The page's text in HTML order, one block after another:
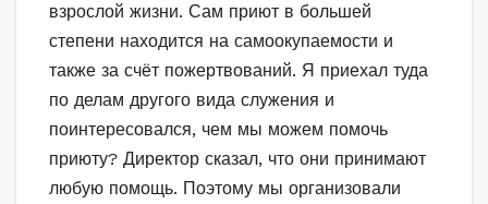
взрослой жизни. Сам приют в большей
степени находится на самоокупаемости и
также за счёт пожертвований. Я приехал туда
по делам другого вида служения и
поинтересовался, чем мы можем помочь
приюту? Директор сказал, что они принимают
любую помощь. Поэтому мы организовали